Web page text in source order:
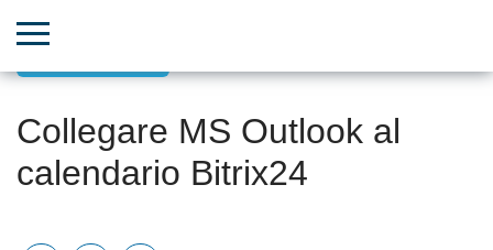
Collegare MS Outlook al
calendario Bitrix24